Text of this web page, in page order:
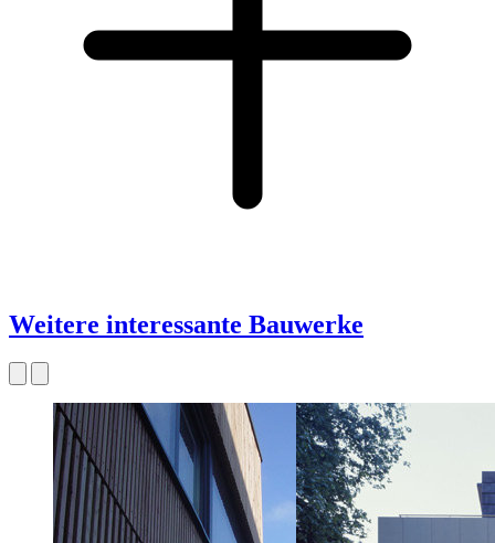
Weitere interessante Bauwerke